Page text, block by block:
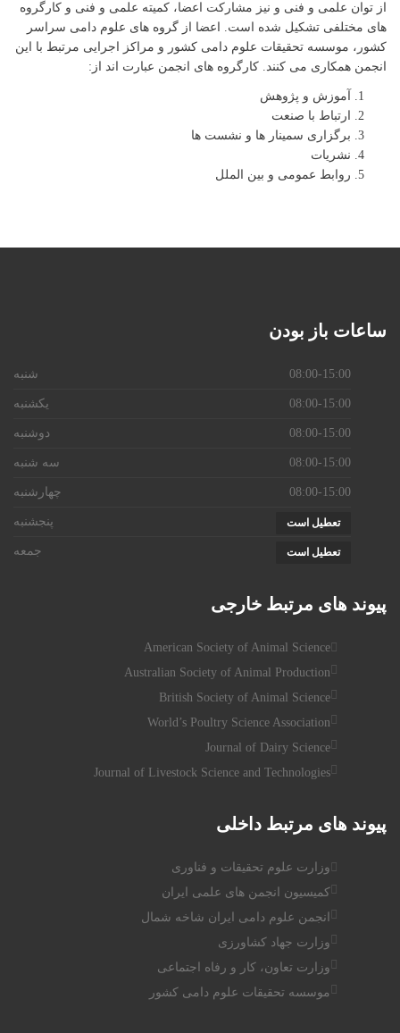
از توان علمی و فنی و نیز مشارکت اعضا، کمیته علمی و فنی و کارگروه
های مختلفی تشکیل شده است. اعضا از گروه های علوم دامی سراسر
کشور، موسسه تحقیقات علوم دامی کشور و مراکز اجرایی مرتبط با این
انجمن همکاری می کنند. کارگروه های انجمن عبارت اند از:
آموزش و پژوهش
ارتباط با صنعت
برگزاری سمینار ها و نشست ها
نشریات
روابط عمومی و بین الملل
ساعات باز بودن
شنبه 08:00-15:00
یکشنبه 08:00-15:00
دوشنبه 08:00-15:00
سه شنبه 08:00-15:00
چهارشنبه 08:00-15:00
پنجشنبه تعطیل است
جمعه تعطیل است
پیوند های مرتبط خارجی
American Society of Animal Science
Australian Society of Animal Production
British Society of Animal Science
World’s Poultry Science Association
Journal of Dairy Science
Journal of Livestock Science and Technologies
پیوند های مرتبط داخلی
وزارت علوم تحقیقات و فناوری
کمیسیون انجمن های علمی ایران
انجمن علوم دامی ایران شاخه شمال
وزارت جهاد کشاورزی
وزارت تعاون، کار و رفاه اجتماعی
موسسه تحقیقات علوم دامی کشور